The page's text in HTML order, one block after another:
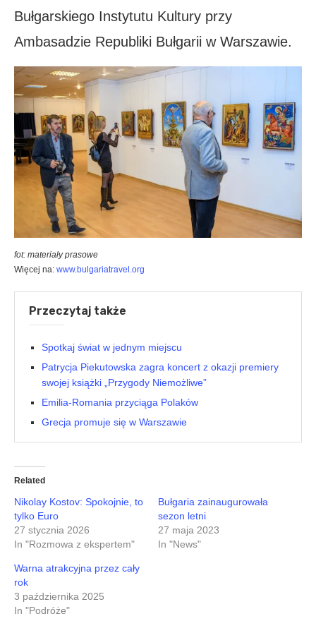
Bułgarskiego Instytutu Kultury przy
Ambasadzie Republiki Bułgarii w Warszawie.
fot: materiały prasowe
Więcej na: www.bulgariatravel.org
Przeczytaj także
Spotkaj świat w jednym miejscu
Patrycja Piekutowska zagra koncert z okazji premiery
swojej książki „Przygody Niemożliwe”
Emilia-Romania przyciąga Polaków
Grecja promuje się w Warszawie
Related
Nikolay Kostov: Spokojnie, to
tylko Euro
27 stycznia 2026
In "Rozmowa z ekspertem"
Bułgaria zainaugurowała
sezon letni
27 maja 2023
In "News"
Warna atrakcyjna przez cały
rok
3 października 2025
In "Podróże"